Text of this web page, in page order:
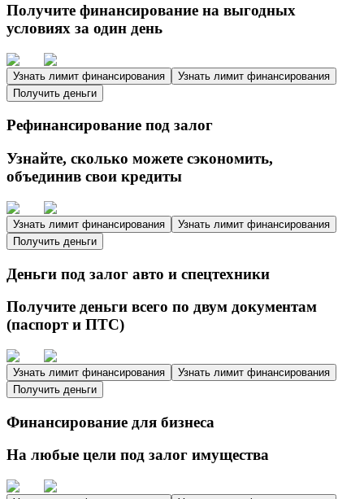
Получите финансирование на выгодных
условиях за один день
Узнать лимит финансирования
Узнать лимит финансирования
Получить деньги
Рефинансирование под залог
Узнайте, сколько можете сэкономить,
объединив свои кредиты
Узнать лимит финансирования
Узнать лимит финансирования
Получить деньги
Деньги под залог авто и спецтехники
Получите деньги всего по двум документам
(паспорт и ПТС)
Узнать лимит финансирования
Узнать лимит финансирования
Получить деньги
Финансирование для бизнеса
На любые цели под залог имущества